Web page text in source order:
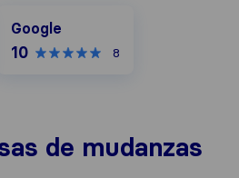
Google
10 8
de mudanzas